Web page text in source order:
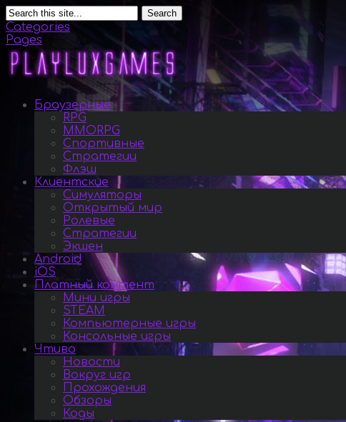
Search
Categories
Pages
Браузерные
RPG
MMORPG
Спортивные
Стратегии
Флэш
Клиентские
Симуляторы
Открытый мир
Ролевые
Стратегии
Экшен
Android
iOS
Платный контент
Мини игры
STEAM
Компьютерные игры
Консольные игры
Чтиво
Новости
Вокруг игр
Прохождения
Обзоры
Коды